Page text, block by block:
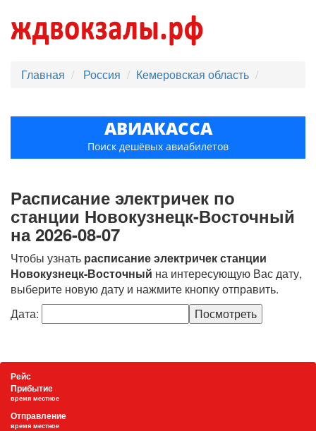
Главная Россия Кемеровская область
АВИАКАССА
Поиск дешёвых авиабилетов
Расписание электричек по
станции Новокузнецк-Восточный
на 2026-08-07
Чтобы узнать расписание электричек станции
Новокузнецк-Восточный на интересующую Вас дату,
выберите новую дату и нажмите кнопку отправить.
Дата:
Рейс
Прибытие
время местное
Отправление
время местное